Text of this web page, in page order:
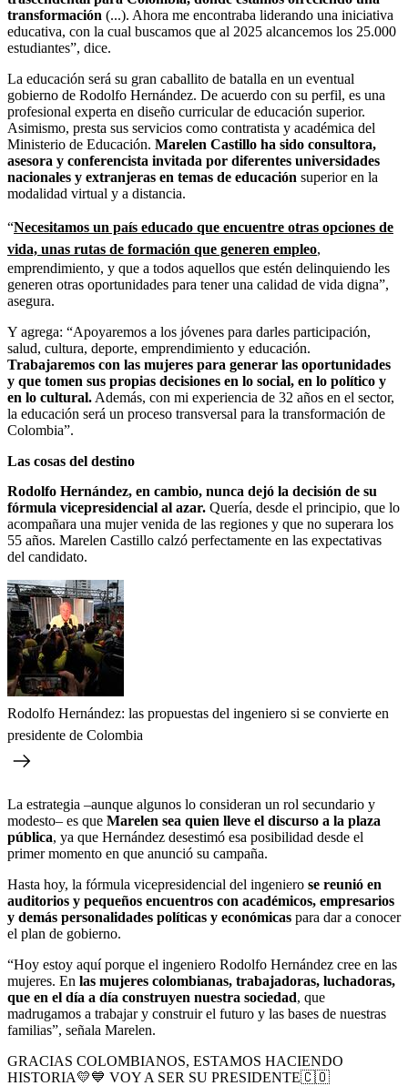
transformación (...). Ahora me encontraba liderando una iniciativa
educativa, con la cual buscamos que al 2025 alcancemos los 25.000
estudiantes”, dice.
La educación será su gran caballito de batalla en un eventual
gobierno de Rodolfo Hernández. De acuerdo con su perfil, es una
profesional experta en diseño curricular de educación superior.
Asimismo, presta sus servicios como contratista y académica del
Ministerio de Educación. Marelen Castillo ha sido consultora,
asesora y conferencista invitada por diferentes universidades
nacionales y extranjeras en temas de educación superior en la
modalidad virtual y a distancia.
“Necesitamos un país educado que encuentre otras opciones de
vida, unas rutas de formación que generen empleo,
emprendimiento, y que a todos aquellos que estén delinquiendo les
generen otras oportunidades para tener una calidad de vida digna”,
asegura.
Y agrega: “Apoyaremos a los jóvenes para darles participación,
salud, cultura, deporte, emprendimiento y educación.
Trabajaremos con las mujeres para generar las oportunidades
y que tomen sus propias decisiones en lo social, en lo político y
en lo cultural. Además, con mi experiencia de 32 años en el sector,
la educación será un proceso transversal para la transformación de
Colombia”.
Las cosas del destino
Rodolfo Hernández, en cambio, nunca dejó la decisión de su
fórmula vicepresidencial al azar. Quería, desde el principio, que lo
acompañara una mujer venida de las regiones y que no superara los
55 años. Marelen Castillo calzó perfectamente en las expectativas
del candidato.
Rodolfo Hernández: las propuestas del ingeniero si se convierte en
presidente de Colombia
La estrategia –aunque algunos lo consideran un rol secundario y
modesto– es que Marelen sea quien lleve el discurso a la plaza
pública, ya que Hernández desestimó esa posibilidad desde el
primer momento en que anunció su campaña.
Hasta hoy, la fórmula vicepresidencial del ingeniero se reunió en
auditorios y pequeños encuentros con académicos, empresarios
y demás personalidades políticas y económicas para dar a conocer
el plan de gobierno.
“Hoy estoy aquí porque el ingeniero Rodolfo Hernández cree en las
mujeres. En las mujeres colombianas, trabajadoras, luchadoras,
que en el día a día construyen nuestra sociedad, que
madrugamos a trabajar y construir el futuro y las bases de nuestras
familias”, señala Marelen.
GRACIAS COLOMBIANOS, ESTAMOS HACIENDO
HISTORIA💛💙 VOY A SER SU PRESIDENTE🇨🇴